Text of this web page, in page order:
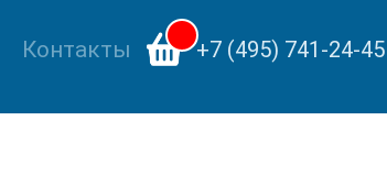
Контакты +7 (495) 741-24-45